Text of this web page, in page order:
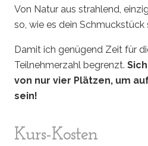
Von Natur aus strahlend,
so, wie es dein Schmuckstück
Damit ich genügend Zeit für
Teilnehmerzahl begrenzt.
von nur vier Plätzen, um
sein!
Kurs-Kosten